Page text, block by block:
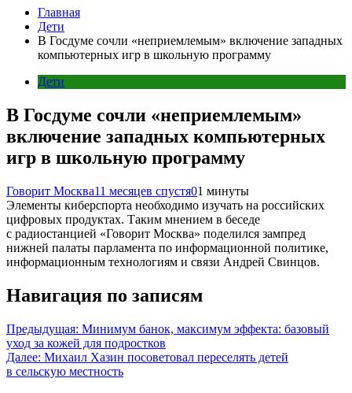
Главная
Дети
В Госдуме сочли «неприемлемым» включение западных
компьютерных игр в школьную программу
Дети
В Госдуме сочли «неприемлемым»
включение западных компьютерных
игр в школьную программу
Говорит Москва11 месяцев спустя01 минуты
Элементы киберспорта необходимо изучать на российских
цифровых продуктах. Таким мнением в беседе
с радиостанцией «Говорит Москва» поделился зампред
нижней палаты парламента по информационной политике,
информационным технологиям и связи Андрей Свинцов.
Навигация по записям
Предыдущая: Минимум банок, максимум эффекта: базовый
уход за кожей для подростков
Далее: Михаил Хазин посоветовал переселять детей
в сельскую местность